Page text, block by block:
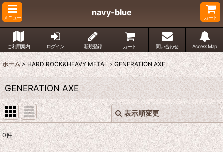
メニュー
navy-blue
カート
ご利用案内 ログイン 新規登録 カート 問い合わせ Access Map
ホーム > HARD ROCK&HEAVY METAL > GENERATION AXE
GENERATION AXE
表示順変更
表示数:
閉じる
0件